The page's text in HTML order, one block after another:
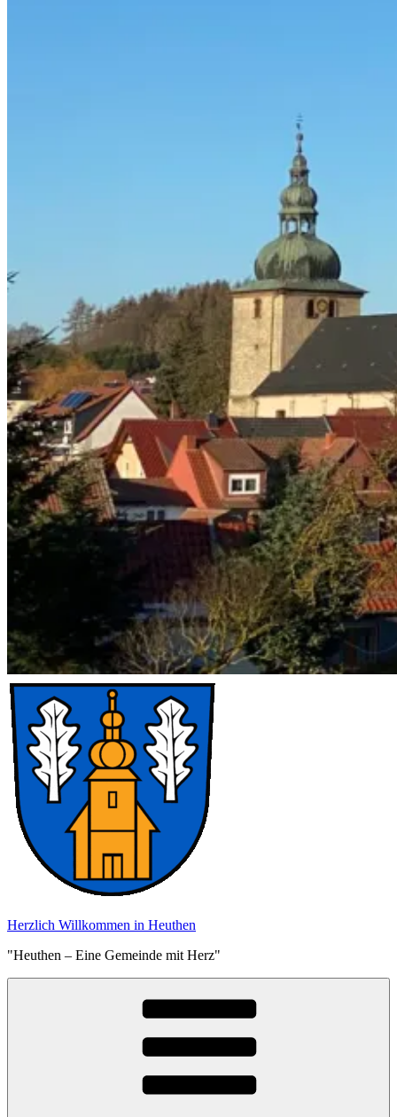
Herzlich Willkommen in Heuthen
"Heuthen – Eine Gemeinde mit Herz"